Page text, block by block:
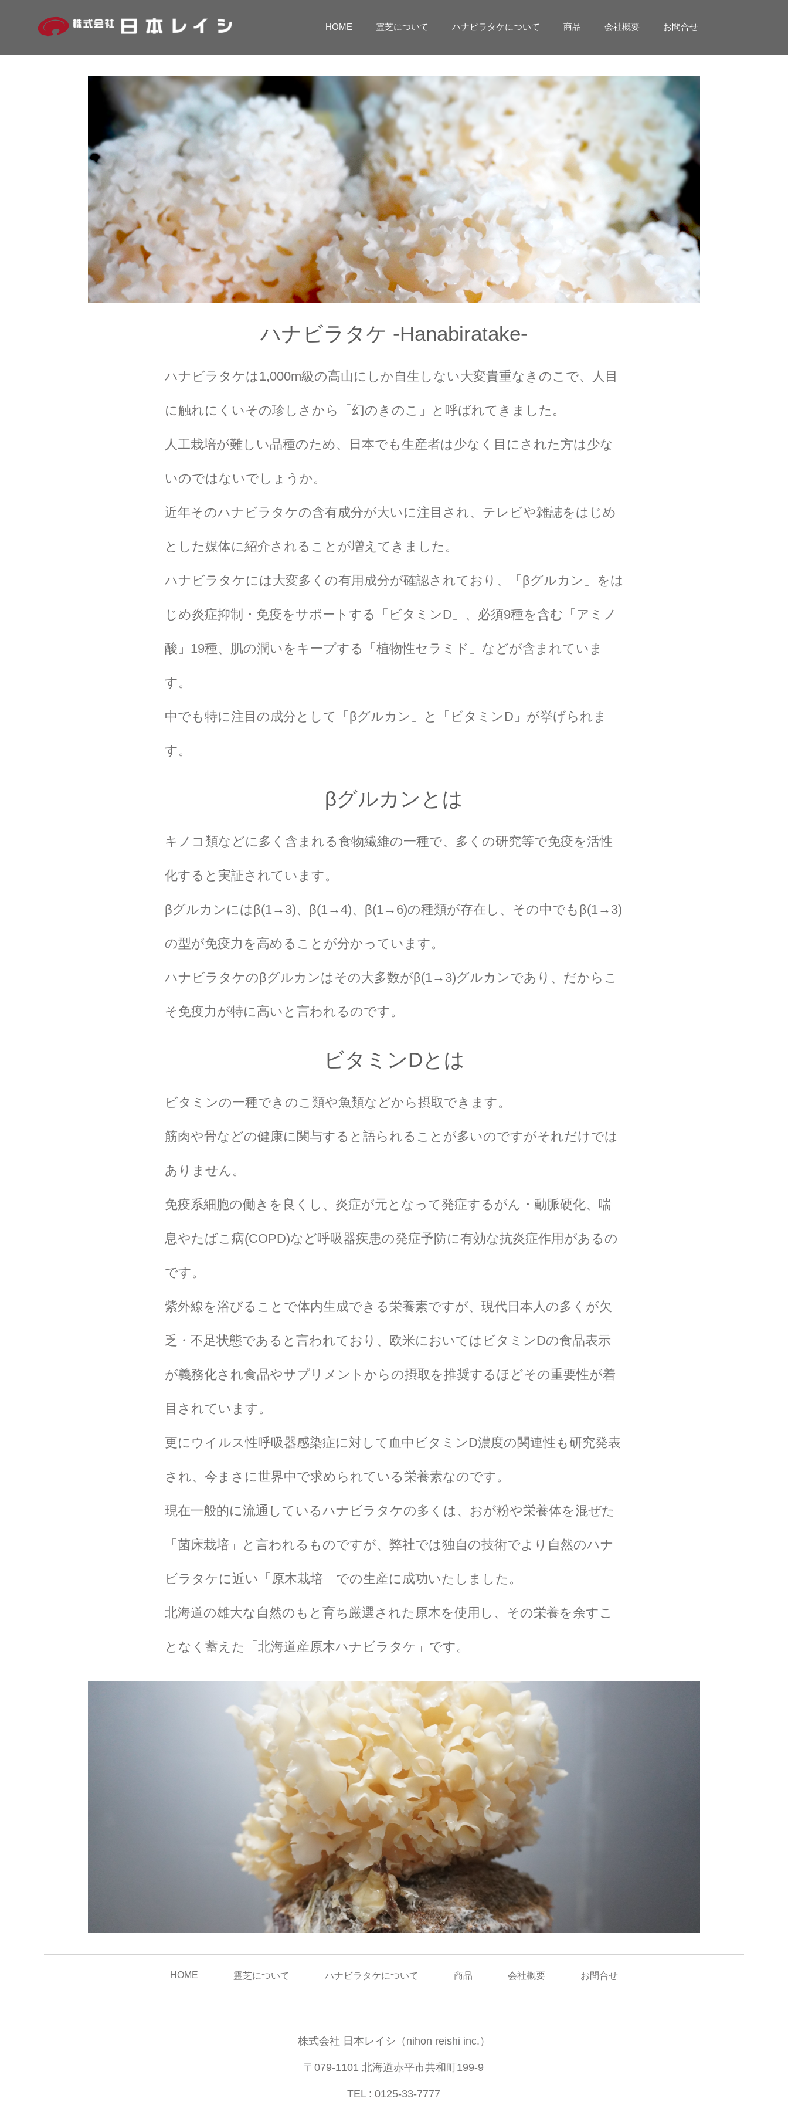
HOME 霊芝について ハナビラタケについて 商品 会社概要 お問合せ
ハナビラタケ -Hanabiratake-
ハナビラタケは1,000m級の高山にしか自生しない大変貴重なきのこで、人目
に触れにくいその珍しさから「幻のきのこ」と呼ばれてきました。
人工栽培が難しい品種のため、日本でも生産者は少なく目にされた方は少な
いのではないでしょうか。
近年そのハナビラタケの含有成分が大いに注目され、テレビや雑誌をはじめ
とした媒体に紹介されることが増えてきました。
ハナビラタケには大変多くの有用成分が確認されており、「βグルカン」をは
じめ炎症抑制・免疫をサポートする「ビタミンD」、必須9種を含む「アミノ
酸」19種、肌の潤いをキープする「植物性セラミド」などが含まれていま
す。
中でも特に注目の成分として「βグルカン」と「ビタミンD」が挙げられま
す。
βグルカンとは
キノコ類などに多く含まれる食物繊維の一種で、多くの研究等で免疫を活性
化すると実証されています。
βグルカンにはβ(1→3)、β(1→4)、β(1→6)の種類が存在し、その中でもβ(1→3)
の型が免疫力を高めることが分かっています。
ハナビラタケのβグルカンはその大多数がβ(1→3)グルカンであり、だからこ
そ免疫力が特に高いと言われるのです。
ビタミンDとは
ビタミンの一種できのこ類や魚類などから摂取できます。
筋肉や骨などの健康に関与すると語られることが多いのですがそれだけでは
ありません。
免疫系細胞の働きを良くし、炎症が元となって発症するがん・動脈硬化、喘
息やたばこ病(COPD)など呼吸器疾患の発症予防に有効な抗炎症作用があるの
です。
紫外線を浴びることで体内生成できる栄養素ですが、現代日本人の多くが欠
乏・不足状態であると言われており、欧米においてはビタミンDの食品表示
が義務化され食品やサプリメントからの摂取を推奨するほどその重要性が着
目されています。
更にウイルス性呼吸器感染症に対して血中ビタミンD濃度の関連性も研究発表
され、今まさに世界中で求められている栄養素なのです。
現在一般的に流通しているハナビラタケの多くは、おが粉や栄養体を混ぜた
「菌床栽培」と言われるものですが、弊社では独自の技術でより自然のハナ
ビラタケに近い「原木栽培」での生産に成功いたしました。
北海道の雄大な自然のもと育ち厳選された原木を使用し、その栄養を余すこ
となく蓄えた「北海道産原木ハナビラタケ」です。
HOME 霊芝について ハナビラタケについて 商品 会社概要 お問合せ
株式会社 日本レイシ（nihon reishi inc.）
〒079-1101 北海道赤平市共和町199-9
TEL : 0125-33-7777